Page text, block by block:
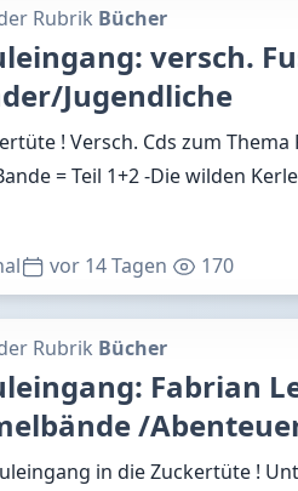
Rubrik Bücher
versch.
Jugendliche
! Versch. Cds zum Thema
= Teil 1+2 -Die wilden
vor 14 Tagen 170
Rubrik Bücher
Fabrian
/
in die Zuckertüte !